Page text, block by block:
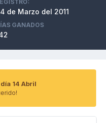
de Marzo del 2011
GANADOS
14 Abril